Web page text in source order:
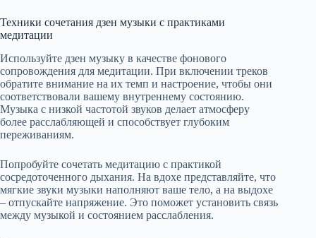
Техники сочетания дзен музыки с практиками
медитации
Используйте дзен музыку в качестве фонового
сопровождения для медитации. При включении треков
обратите внимание на их темп и настроение, чтобы они
соответствовали вашему внутреннему состоянию.
Музыка с низкой частотой звуков делает атмосферу
более расслабляющей и способствует глубоким
переживаниям.
Попробуйте сочетать медитацию с практикой
сосредоточенного дыхания. На вдохе представляйте, что
мягкие звуки музыки наполняют ваше тело, а на выдохе
– отпускайте напряжение. Это поможет установить связь
между музыкой и состоянием расслабления.